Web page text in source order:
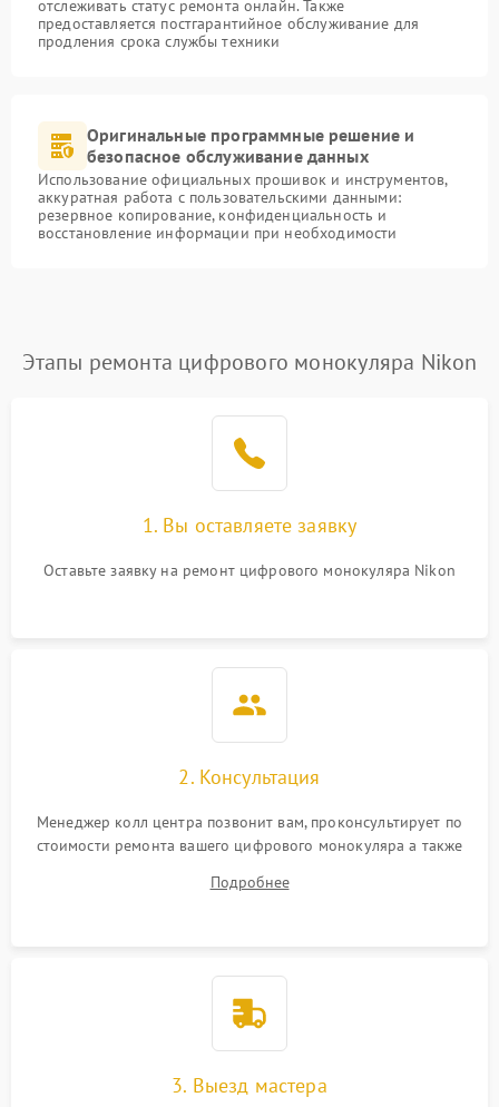
отслеживать статус ремонта онлайн. Также
предоставляется постгарантийное обслуживание для
продления срока службы техники
Оригинальные программные решение и
безопасное обслуживание данных
Использование официальных прошивок и инструментов,
аккуратная работа с пользовательскими данными:
резервное копирование, конфиденциальность и
восстановление информации при необходимости
Этапы ремонта цифрового монокуляра Nikon
1. Вы оставляете заявку
Оставьте заявку на ремонт цифрового монокуляра Nikon
2. Консультация
Менеджер колл центра позвонит вам, проконсультирует по
стоимости ремонта вашего цифрового монокуляра а также
Подробнее
3. Выезд мастера